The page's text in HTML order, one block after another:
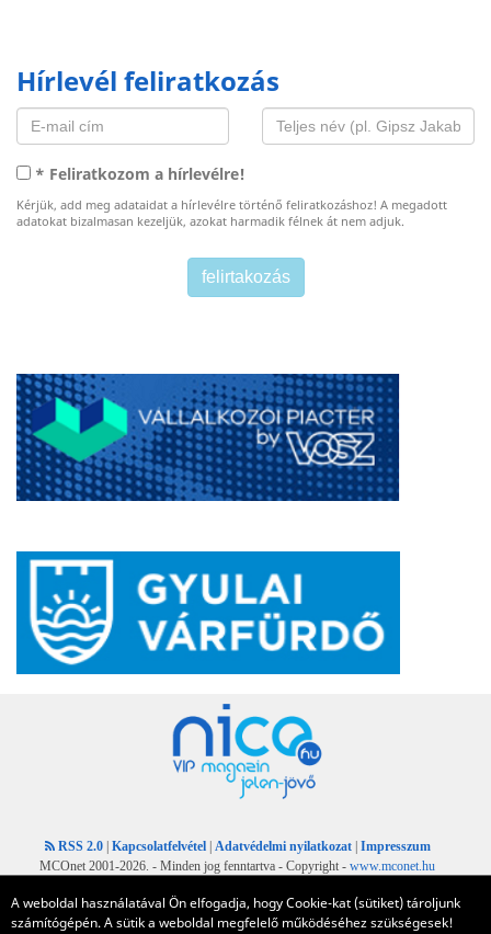
A weboldal használatával Ön elfogadja, hogy Cookie-kat (sütiket) tároljunk
számítógépén. A sütik a weboldal megfelelő működéséhez szükségesek!
Hírlevél feliratkozás
* Feliratkozom a hírlevélre!
Kérjük, add meg adataidat a hírlevélre történő feliratkozáshoz! A megadott
adatokat bizalmasan kezeljük, azokat harmadik félnek át nem adjuk.
RSS 2.0 | Kapcsolatfelvétel | Adatvédelmi nyilatkozat | Impresszum
MCOnet 2001-2026. - Minden jog fenntartva - Copyright - www.mconet.hu